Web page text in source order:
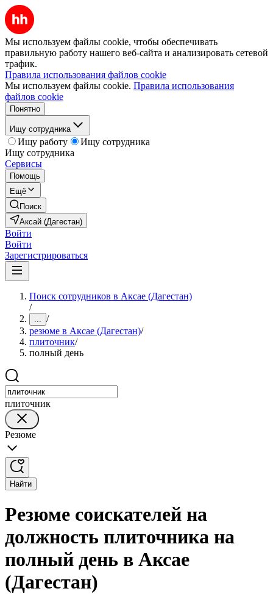
Мы используем файлы cookie, чтобы обеспечивать
правильную работу нашего веб-сайта и анализировать сетевой
трафик.
Правила использования файлов cookie
Мы используем файлы cookie. Правила использования
файлов cookie
Понятно
Ищу сотрудника
Ищу работу
Ищу сотрудника
Ищу сотрудника
Сервисы
Помощь
Ещё
Поиск
Аксай (Дагестан)
Войти
Войти
Зарегистрироваться
Поиск сотрудников в Аксае (Дагестан)
/
... /
резюме в Аксае (Дагестан)/
плиточник/
полный день
плиточник
Резюме
Найти
Резюме соискателей на
должность плиточника на
полный день в Аксае
(Дагестан)